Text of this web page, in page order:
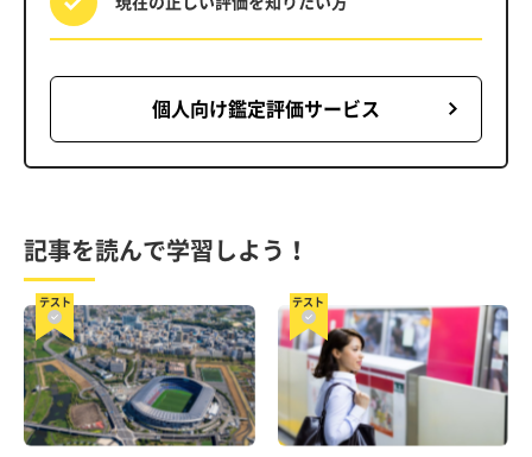
個人向け鑑定評価サービス
記事を読んで学習しよう！
テスト テスト